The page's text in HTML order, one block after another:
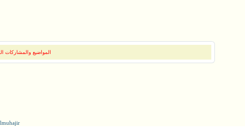
المواضيع والمشاركات